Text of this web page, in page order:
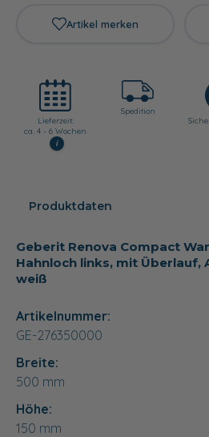
Artikel merken
Lieferzeit:
ca. 4 - 6 Wochen
i
Spedition
Produktdaten
Geberit Renova Compact
Hahnloch links, mit Überlauf,
weiß
Artikelnummer:
GE-276350000
Breite:
500 mm
Höhe:
150 mm